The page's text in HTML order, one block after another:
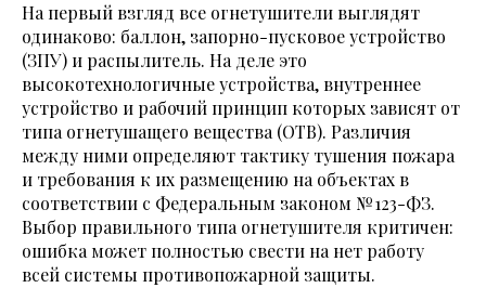
На первый взгляд все огнетушители выглядят
одинаково: баллон, запорно-пусковое устройство
(ЗПУ) и распылитель. На деле это
высокотехнологичные устройства, внутреннее
устройство и рабочий принцип которых зависят от
типа огнетушащего вещества (ОТВ). Различия
между ними определяют тактику тушения пожара
и требования к их размещению на объектах в
соответствии с Федеральным законом № 123-ФЗ.
Выбор правильного типа огнетушителя критичен:
ошибка может полностью свести на нет работу
всей системы противопожарной защиты.